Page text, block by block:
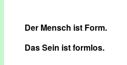
Der Mensch ist Form.
Das Sein ist formlos.